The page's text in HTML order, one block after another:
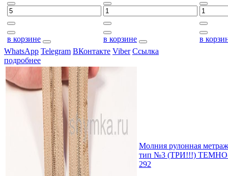
в корзине в корзине
в
WhatsApp Telegram ВКонтакте Viber Ссылка
подробнее
Молния рулонная
тип №3 (ТРИ!!!)
292